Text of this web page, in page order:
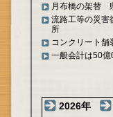
月布橋の架替
流路工等の災
所
コンクリート
一般会計は50
2026年